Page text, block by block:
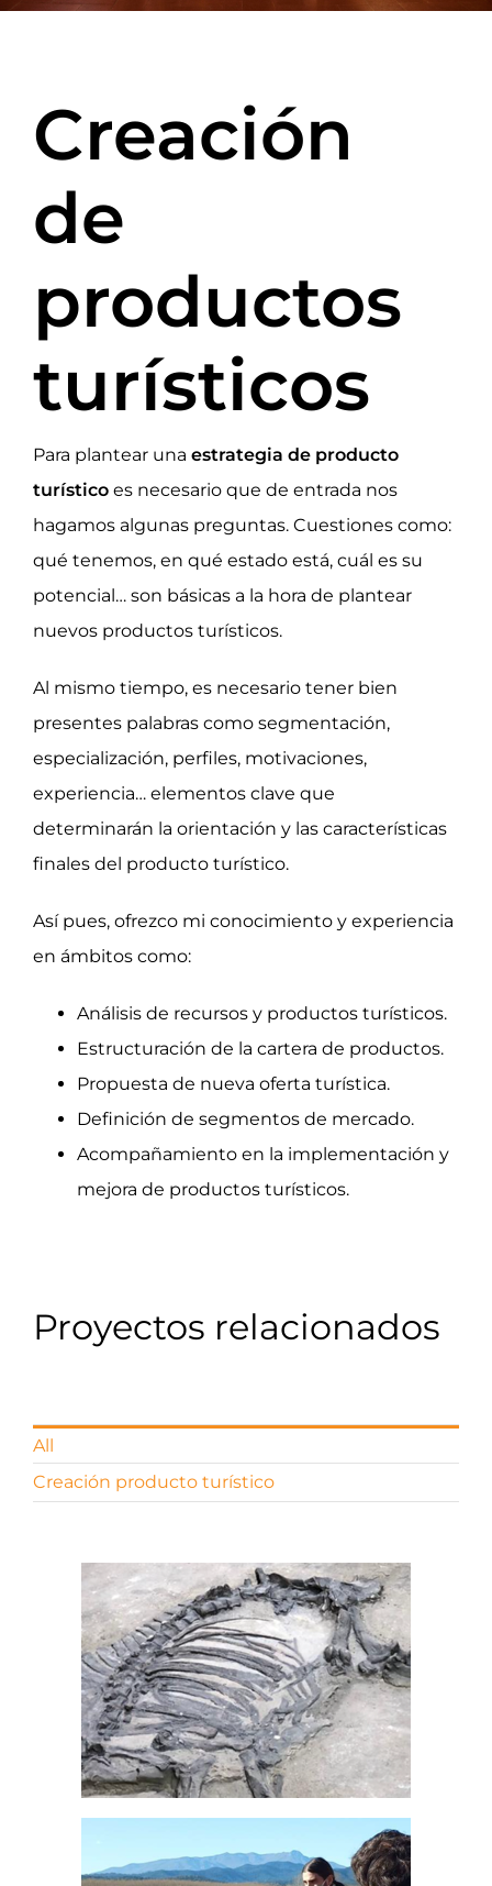
Creación
de
productos
turísticos
Para plantear una estrategia de producto
turísticoes necesario que de entrada nos
hagamos algunas preguntas. Cuestiones como:
qué tenemos, en qué estado está, cuál es su
potencial… son básicas a la hora de plantear
nuevos productos turísticos.
Al mismo tiempo, es necesario tener bien
presentes palabras como segmentación,
especialización, perfiles, motivaciones,
experiencia… elementos clave que
determinarán la orientación y las características
finales del producto turístico.
Así pues, ofrezco mi conocimiento y experiencia
en ámbitos como:
Análisis de recursos y productos turísticos.
Estructuración de la cartera de productos.
Propuesta de nueva oferta turística.
Definición de segmentos de mercado.
Acompañamiento en la implementación y
mejora de productos turísticos.
Proyectos relacionados
All
Creación producto turístico